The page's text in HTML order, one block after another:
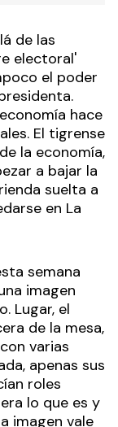
de las
electoral'
el poder
hace
El tigrense
la economía,
a bajar la
suelta a
en La
semana
imagen
Lugar, el
de la mesa,
varias
apenas sus
roles
lo que es y
imagen vale